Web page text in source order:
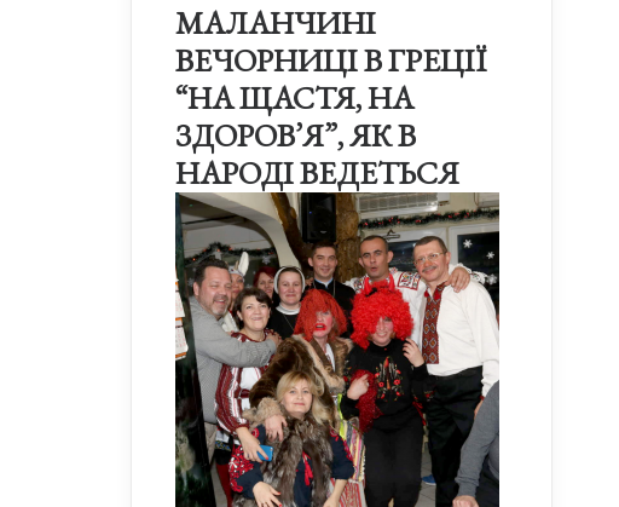
МАЛАНЧИНІ
ВЕЧОРНИЦІ В ГРЕЦІЇ
“НА ЩАСТЯ, НА
ЗДОРОВ’Я”, ЯК В
НАРОДІ ВЕДЕТЬСЯ